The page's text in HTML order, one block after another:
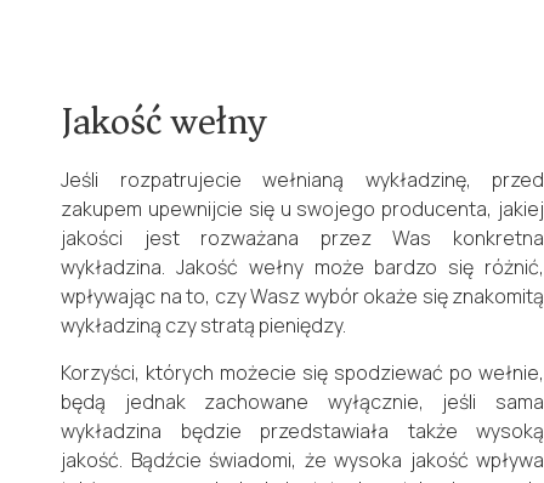
Jakość wełny
Jeśli rozpatrujecie wełnianą wykładzinę, przed
zakupem upewnijcie się u swojego producenta, jakiej
jakości jest rozważana przez Was konkretna
wykładzina. Jakość wełny może bardzo się różnić,
wpływając na to, czy Wasz wybór okaże się znakomitą
wykładziną czy stratą pieniędzy.
Korzyści, których możecie się spodziewać po wełnie,
będą jednak zachowane wyłącznie, jeśli sama
wykładzina będzie przedstawiała także wysoką
jakość. Bądźcie świadomi, że wysoka jakość wpływa